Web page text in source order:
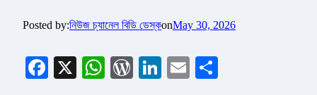
Posted by:নিউজ চ্যানেল বিডি ডেস্কonMay 30, 2026
Facebook
X WhatsApp
WordPress
LinkedIn
Email